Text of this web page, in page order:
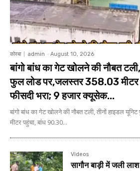
कोरबा admin - August 10, 2026
बांगो बांध का गेट खोलने की नौबत
फुल लोड पर,जलस्तर 358.03 मीटर
फीसदी भरा; 9 हजार क्यूसेक...
बांगो बांध का गेट खोलने की नौबत टली, तीनों हाइडल
मीटर पहुंचा, बांध 90.30...
Videos
सागौन बाड़ी में जली